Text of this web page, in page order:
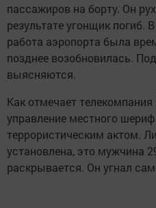
пассажиров на борту. Он
результате угонщик
работа аэропорта была
позднее возобновилась.
выясняются.
Как отмечает
управление местного
террористическим актом.
установлена, это мужчина
раскрывается. Он угнал